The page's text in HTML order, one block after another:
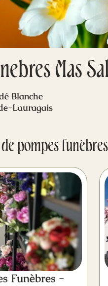
Mas
Blanche
Lauragais
pompes
Funèbres -